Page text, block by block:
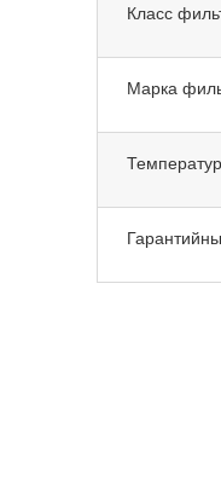
Класс
Марка